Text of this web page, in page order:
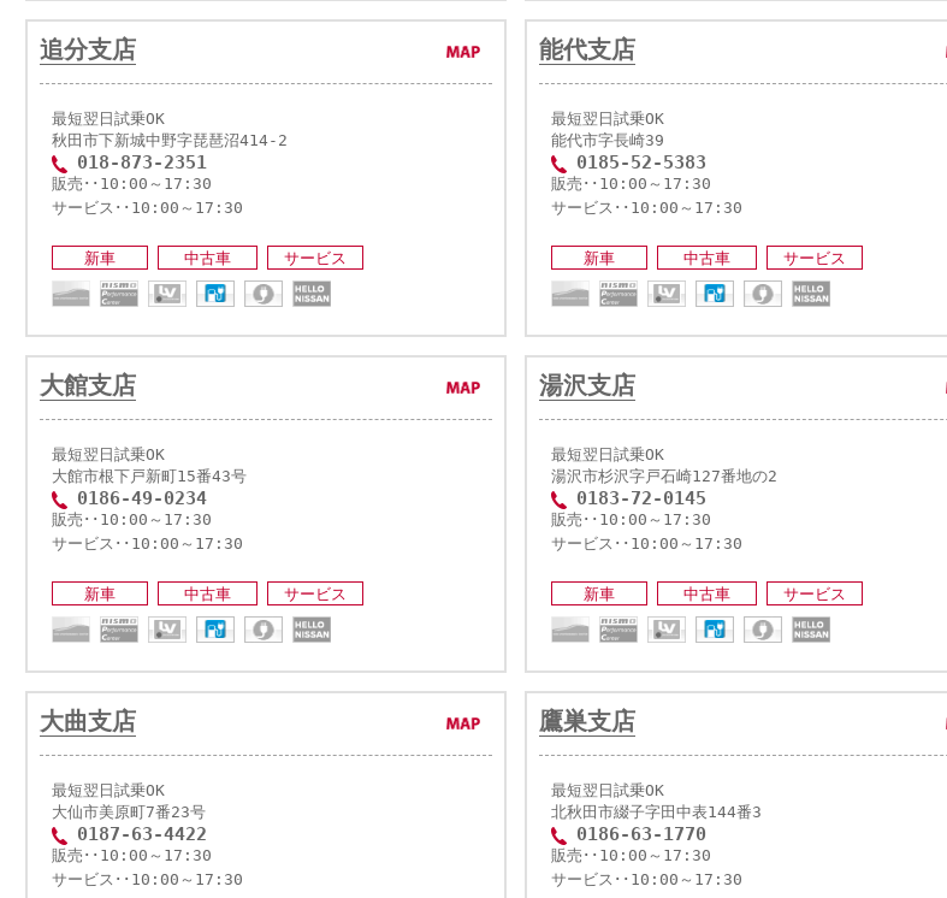
追分支店
最短翌日試乗OK
秋田市下新城中野字琵琶沼414-2
018-873-2351
販売･･10:00～17:30
サービス･･10:00～17:30
新車 中古車 サービス
能代支店
最短翌日試乗OK
能代市字長崎39
0185-52-5383
販売･･10:00～17:30
サービス･･10:00～17:30
新車 中古車 サービス
大館支店
最短翌日試乗OK
大館市根下戸新町15番43号
0186-49-0234
販売･･10:00～17:30
サービス･･10:00～17:30
新車 中古車 サービス
湯沢支店
最短翌日試乗OK
湯沢市杉沢字戸石崎127番地の2
0183-72-0145
販売･･10:00～17:30
サービス･･10:00～17:30
新車 中古車 サービス
大曲支店
最短翌日試乗OK
大仙市美原町7番23号
0187-63-4422
販売･･10:00～17:30
サービス･･10:00～17:30
鷹巣支店
最短翌日試乗OK
北秋田市綴子字田中表144番3
0186-63-1770
販売･･10:00～17:30
サービス･･10:00～17:30